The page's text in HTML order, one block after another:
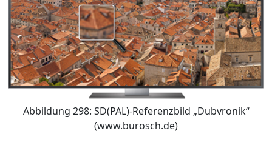
Abbildung 298: SD(PAL)-Referenzbild „Dubvronik“
(www.burosch.de)